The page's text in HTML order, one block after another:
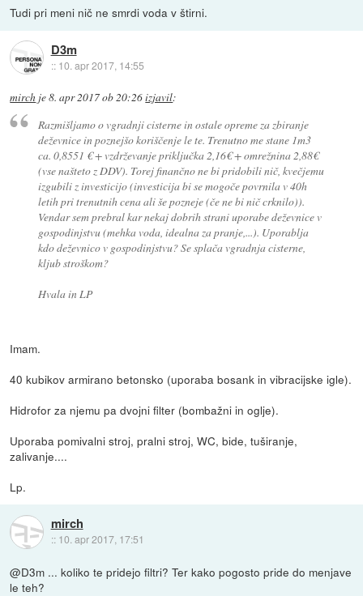
Tudi pri meni nič ne smrdi voda v štirni.
D3m
:: 10. apr 2017, 14:55
mirch je8. apr 2017 ob 20:26izjavil:
Razmišljamo o vgradnji cisterne in ostale opreme za zbiranje
deževnice in poznejšo koriščenje le te. Trenutno me stane 1m3
ca. 0,8551 € + vzdrževanje priključka 2,16€ + omrežnina 2,88€
(vse našteto z DDV). Torej finančno ne bi pridobili nič, kvečjemu
izgubili z investicijo (investicija bi se mogoče povrnila v 40h
letih pri trenutnih cena ali še pozneje (če ne bi nič crknilo)).
Vendar sem prebral kar nekaj dobrih strani uporabe deževnice v
gospodinjstvu (mehka voda, idealna za pranje,...). Uporablja
kdo deževnico v gospodinjstvu? Se splača vgradnja cisterne,
kljub stroškom?
Hvala in LP
Imam.
40 kubikov armirano betonsko (uporaba bosank in vibracijske igle).
Hidrofor za njemu pa dvojni filter (bombažni in oglje).
Uporaba pomivalni stroj, pralni stroj, WC, bide, tuširanje,
zalivanje....
Lp.
mirch
:: 10. apr 2017, 17:51
@D3m ... koliko te pridejo filtri? Ter kako pogosto pride do menjave
le teh?